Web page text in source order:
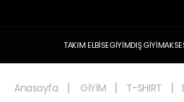
TAKIM ELBİSEGİYİMDIŞ GİYİM
Anasayfa GİYİM T-SHIRT